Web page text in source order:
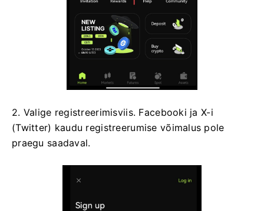
2. Valige registreerimisviis. Facebooki ja X-i
(Twitter) kaudu registreerumise võimalus pole
praegu saadaval.